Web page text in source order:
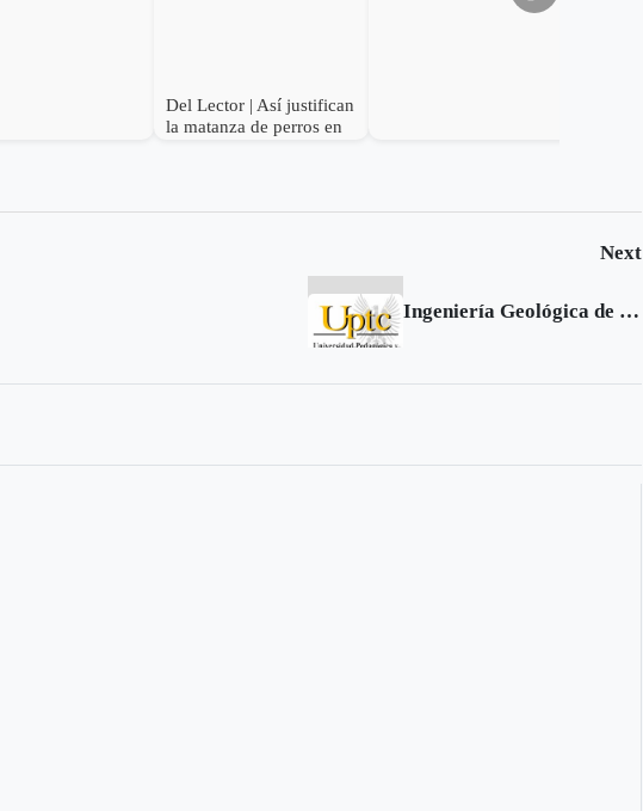
Del Lector | Así justifican
la matanza de perros en
Next
Ingeniería Geológica de la UPTC se destaca internacionalmente